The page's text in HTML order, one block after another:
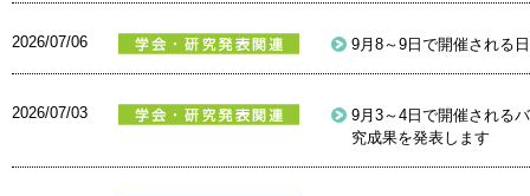
2026/07/06 9月8～9日で開催される
2026/07/03
9月3～4日で開催される
究成果を発表します